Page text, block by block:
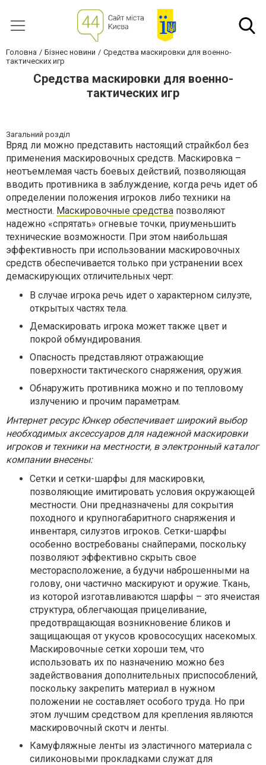
Головна Бізнес новини
Средства маскировки для военно-
тактических игр
Средства маскировки для военно-
тактических игр
Загальний розділ
Вряд ли можно представить настоящий страйкбол без
применения маскировочных средств. Маскировка –
неотъемлемая часть боевых действий, позволяющая
вводить противника в заблуждение, когда речь идет об
определении положения игроков либо техники на
местности. Маскировочные средства позволяют
надежно «спрятать» огневые точки, приуменьшить
технические возможности. При этом наибольшая
эффективность при использовании маскировочных
средств обеспечивается только при устранении всех
демаскирующих отличительных черт:
В случае игрока речь идет о характерном силуэте,
открытых частях тела.
Демаскировать игрока может также цвет и
покрой обмундирования.
Опасность представляют отражающие
поверхности тактического снаряжения, оружия.
Обнаружить противника можно и по тепловому
излучению и прочим параметрам.
Интернет ресурс Юнкер обеспечивает широкий выбор
необходимых аксессуаров для надежной маскировки
игроков и техники на местности, в электронный каталог
компании внесены:
Сетки и сетки-шарфы для маскировки,
позволяющие имитировать условия окружающей
местности. Они предназначены для сокрытия
походного и крупногабаритного снаряжения и
инвентаря, силуэтов игроков. Сетки-шарфы
особенно востребованы снайперами, поскольку
позволяют эффективно скрыть свое
месторасположение, а будучи наброшенными на
голову, они частично маскируют и оружие. Ткань,
из которой изготавливаются шарфы – это ячеистая
структура, облегчающая прицеливание,
предотвращающая возникновение бликов и
защищающая от укусов кровососущих насекомых.
Маскировочные сетки хороши тем, что
использовать их по назначению можно без
задействования дополнительных приспособлений,
поскольку закрепить материал в нужном
положении не составляет особого труда. Но при
этом лучшим средством для крепления являются
маскировочный скотч и ленты.
Камуфляжные ленты из эластичного материала с
силиконовыми прокладками служат для